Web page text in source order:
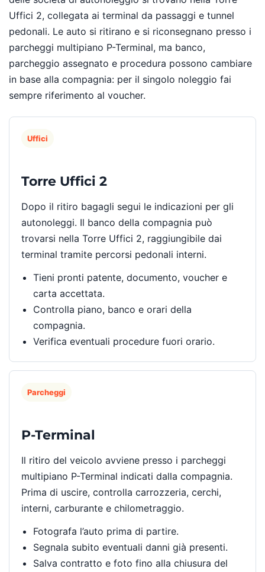
Uffici 2, collegata ai terminal da passaggi e tunnel
pedonali. Le auto si ritirano e si riconsegnano presso i
parcheggi multipiano P-Terminal, ma banco,
parcheggio assegnato e procedura possono cambiare
in base alla compagnia: per il singolo noleggio fai
sempre riferimento al voucher.
Uffici
Torre Uffici 2
Dopo il ritiro bagagli segui le indicazioni per gli
autonoleggi. Il banco della compagnia può
trovarsi nella Torre Uffici 2, raggiungibile dai
terminal tramite percorsi pedonali interni.
Tieni pronti patente, documento, voucher e
carta accettata.
Controlla piano, banco e orari della
compagnia.
Verifica eventuali procedure fuori orario.
Parcheggi
P-Terminal
Il ritiro del veicolo avviene presso i parcheggi
multipiano P-Terminal indicati dalla compagnia.
Prima di uscire, controlla carrozzeria, cerchi,
interni, carburante e chilometraggio.
Fotografa l’auto prima di partire.
Segnala subito eventuali danni già presenti.
Salva contratto e foto fino alla chiusura del